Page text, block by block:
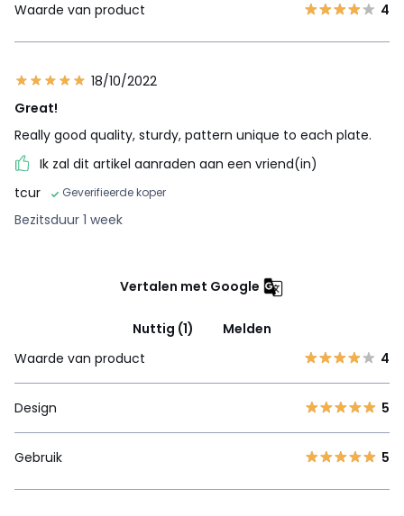
Waarde van product
4
18/10/2022
Great!
Really good quality, sturdy, pattern unique to each plate.
Ik zal dit artikel aanraden aan een vriend(in)
tcur
Geverifieerde koper
Bezitsduur 1 week
Vertalen met Google
Nuttig (1)
Melden
Waarde van product
4
Design 5
Gebruik 5